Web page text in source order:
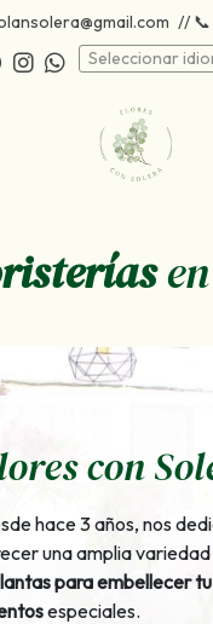
// 📞
Seleccionar
con
hace 3 años, nos
una amplia
para embellecer
especiales.